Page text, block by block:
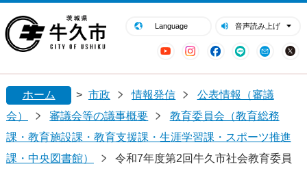
Language 音声読み上げ
YouTubeInstagram
Facebook
LINE Mail
閉じる
ホーム > 市政 情報発信
公表情報（審議
会）
審議会等の議事概要
教育委員会（教育総務
課・教育施設課・教育支援課・生涯学習課・スポーツ推進
課・中央図書館）
令和7年度第2回牛久市社会教育委員